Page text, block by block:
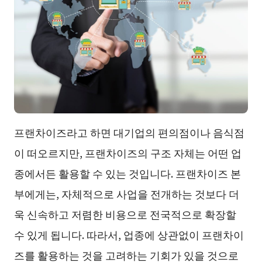
프랜차이즈라고 하면 대기업의 편의점이나 음식점
이 떠오르지만, 프랜차이즈의 구조 자체는 어떤 업
종에서든 활용할 수 있는 것입니다. 프랜차이즈 본
부에게는, 자체적으로 사업을 전개하는 것보다 더
욱 신속하고 저렴한 비용으로 전국적으로 확장할
수 있게 됩니다. 따라서, 업종에 상관없이 프랜차이
즈를 활용하는 것을 고려하는 기회가 있을 것으로